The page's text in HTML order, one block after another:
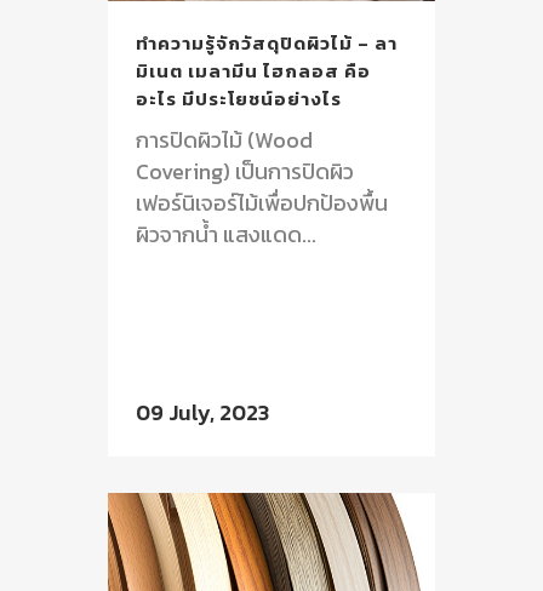
ทำความรู้จักวัสดุปิดผิวไม้ – ลา
มิเนต เมลามีน ไฮกลอส คือ
อะไร มีประโยชน์อย่างไร
การปิดผิวไม้ (Wood
Covering) เป็นการปิดผิว
เฟอร์นิเจอร์ไม้เพื่อปกป้องพื้น
ผิวจากน้ำ แสงแดด...
09 July, 2023